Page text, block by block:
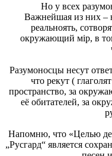
Но у всех
Важнейшая из них –
реальноять,
окружающий мiр, в
Разумоносцы несут
что рекут (
пространство, за
её обитателей, за
Напомню, что «Целью
„Русгард“ является